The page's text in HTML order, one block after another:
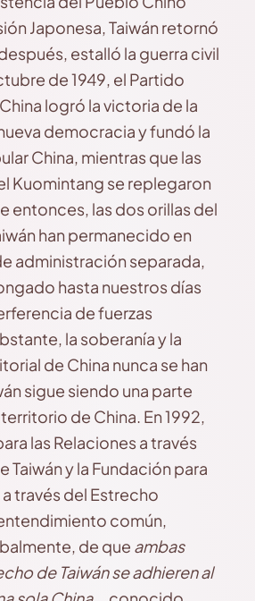
Japonesa, Taiwán retornó
estalló la guerra civil
de 1949, el Partido
logró la victoria de la
democracia y fundó la
China, mientras que las
Kuomintang se replegaron
entonces, las dos orillas del
han permanecido en
administración separada,
hasta nuestros días
de fuerzas
la soberanía y la
de China nunca se han
sigue siendo una parte
de China. En 1992,
las Relaciones a través
Taiwán y la Fundación para
través del Estrecho
común,
de que ambas
de Taiwán se adhieren al